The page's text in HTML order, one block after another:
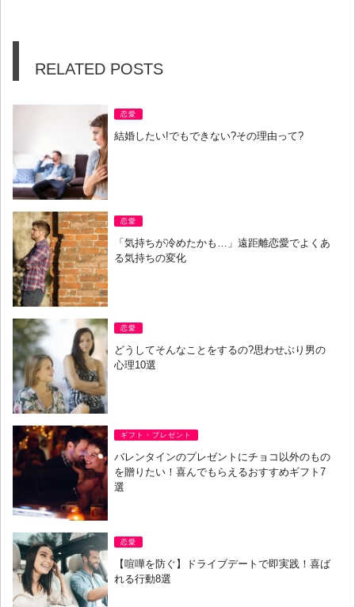
RELATED POSTS
恋愛
結婚したい!でもできない?その理由って?
恋愛
「気持ちが冷めたかも…」遠距離恋愛でよくあ
る気持ちの変化
恋愛
どうしてそんなことをするの?思わせぶり男の
心理10選
ギフト・プレゼント
バレンタインのプレゼントにチョコ以外のもの
を贈りたい！喜んでもらえるおすすめギフト7
選
恋愛
【喧嘩を防ぐ】ドライブデートで即実践！喜ば
れる行動8選